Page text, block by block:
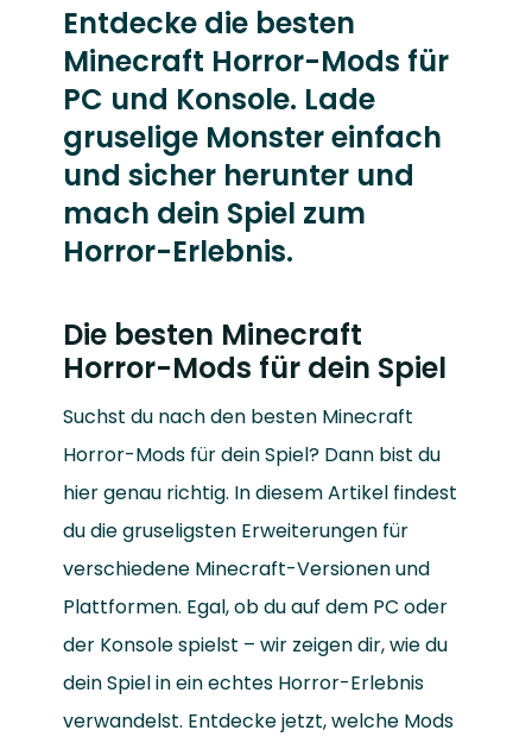
Entdecke die besten
Minecraft Horror-Mods für
PC und Konsole. Lade
gruselige Monster einfach
und sicher herunter und
mach dein Spiel zum
Horror-Erlebnis.
Twitter
(Opens
new
window)
Facebook
(Opens
new
window)
friend
(Opens
in
new
window)
Die besten Minecraft
Horror-Mods für dein Spiel
Suchst du nach den besten Minecraft
Horror-Mods für dein Spiel? Dann bist du
hier genau richtig. In diesem Artikel findest
du die gruseligsten Erweiterungen für
verschiedene Minecraft-Versionen und
Plattformen. Egal, ob du auf dem PC oder
der Konsole spielst – wir zeigen dir, wie du
dein Spiel in ein echtes Horror-Erlebnis
verwandelst. Entdecke jetzt, welche Mods